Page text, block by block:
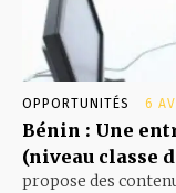
OPPORTUNITÉS 6
Bénin : Une
(niveau classe
propose des